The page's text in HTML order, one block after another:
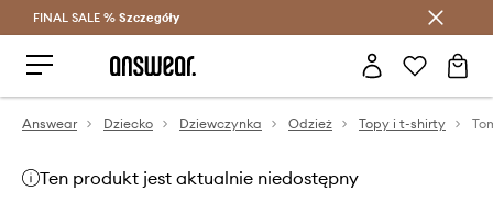
Oszczędzaj z Answear Club >
FINAL SALE % Szczegóły
Answear Dziecko Dziewczynka Odzież Topy i t-shirty
Ten produkt jest aktualnie niedostępny